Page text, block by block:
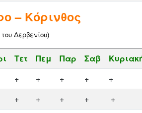
– Κόρινθος
Δερβενίου)
Τετ Πεμ Παρ Σαβ
+ + + +
+
+ + + +
+